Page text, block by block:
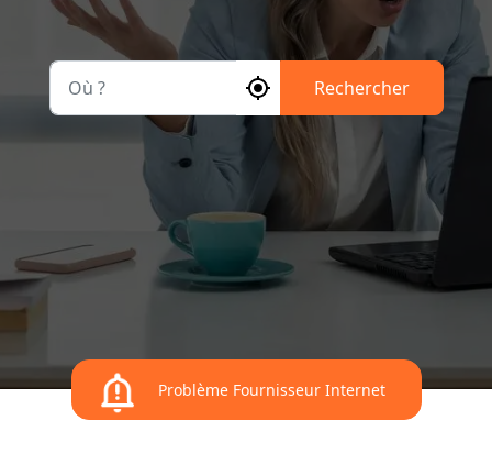
Rechercher
Problème Fournisseur Internet